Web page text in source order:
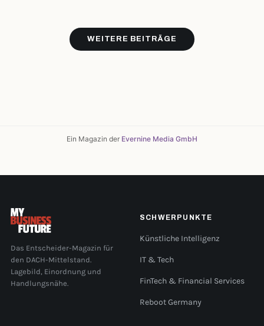
WEITERE BEITRÄGE
Ein Magazin der Evernine Media GmbH
Das Entscheider-Magazin für
den DACH-Mittelstand.
Lagebild, Einordnung und
Handlungsnähe.
SCHWERPUNKTE
Künstliche Intelligenz
IT & Tech
FinTech & Financial Services
Reboot Germany